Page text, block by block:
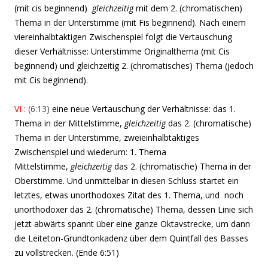
(mit cis beginnend) gleichzeitigmit dem 2. (chromatischen)
Thema in der Unterstimme (mit Fis beginnend). Nach einem
viereinhalbtaktigen Zwischenspiel folgt die Vertauschung
dieser Verhältnisse: Unterstimme Originalthema (mit Cis
beginnend) und gleichzeitig 2. (chromatisches) Thema (jedoch
mit Cis beginnend).
VI : (6:13) eine neue Vertauschung der Verhältnisse: das 1.
Thema in der Mittelstimme, gleichzeitigdas 2. (chromatische)
Thema in der Unterstimme, zweieinhalbtaktiges
Zwischenspiel und wiederum: 1. Thema
Mittelstimme, gleichzeitigdas 2. (chromatische) Thema in der
Oberstimme. Und unmittelbar in diesen Schluss startet ein
letztes, etwas unorthodoxes Zitat des 1. Thema, und noch
unorthodoxer das 2. (chromatische) Thema, dessen Linie sich
jetzt abwärts spannt über eine ganze Oktavstrecke, um dann
die Leiteton-Grundtonkadenz über dem Quintfall des Basses
zu vollstrecken. (Ende 6:51)